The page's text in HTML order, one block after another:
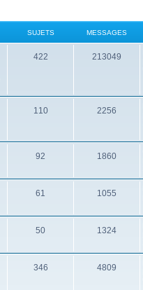
SUJETS MESSAGES
422 213049
110 2256
92 1860
61 1055
50 1324
346 4809